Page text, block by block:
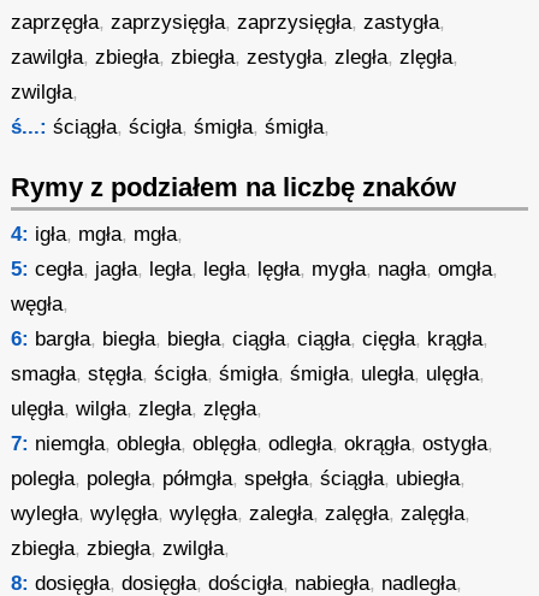
zaprzęgła,zaprzysięgła,zaprzysięgła,zastygła,
zawilgła,zbiegła,zbiegła,zestygła,zległa,zlęgła,
zwilgła,
ś...: ściągła,ścigła,śmigła,śmigła,
Rymy z podziałem na liczbę znaków
4: igła, mgła, mgła,
5: cegła, jagła, legła, legła, lęgła, mygła, nagła,omgła,
węgła,
6: bargła, biegła, biegła,ciągła,ciągła,cięgła, krągła,
smagła,stęgła,ścigła,śmigła,śmigła, uległa, ulęgła,
ulęgła,wilgła,zległa,zlęgła,
7: niemgła,obległa,oblęgła,odległa,okrągła,ostygła,
poległa, poległa, półmgła,spełgła,ściągła, ubiegła,
wyległa,wylęgła,wylęgła,zaległa,zalęgła,zalęgła,
zbiegła,zbiegła,zwilgła,
8: dosięgła,dosięgła,dościgła, nabiegła, nadległa,